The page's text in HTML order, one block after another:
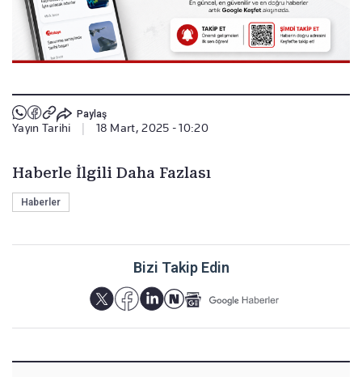
Paylaş
Yayın Tarihi 18 Mart, 2025 - 10:20
Haberle İlgili Daha Fazlası
Haberler
Bizi Takip Edin